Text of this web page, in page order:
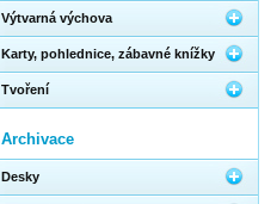
Výtvarná výchova
Karty, pohlednice, zábavné knížky
Tvoření
Archivace
Desky